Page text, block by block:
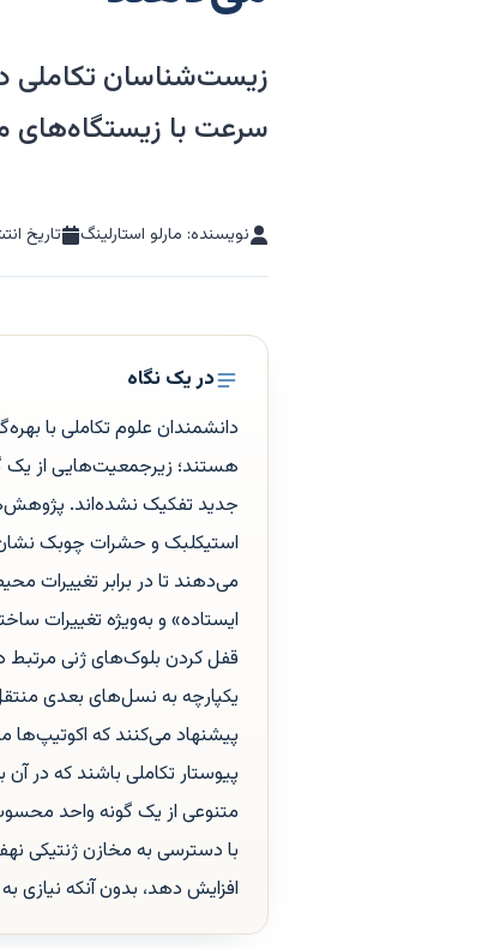
زیست‌شناسان تکاملی
سرعت با زیستگاه‌های
نویسنده: مارلو استارلینگ تاریخ
در یک نگاه
دانشمندان علوم تکاملی با
هستند؛ زیرجمعیت‌هایی از یک
جدید تفکیک نشده‌اند.
استیکلبک و حشرات چوبک نشان
می‌دهند تا در برابر تغییرات
ایستاده» و به‌ویژه تغییرات
قفل کردن بلوک‌های ژنی مرتبط
یکپارچه به نسل‌های بعدی
پیشنهاد می‌کنند که
پیوستار تکاملی باشند که در
متنوعی از یک گونه واحد
با دسترسی به مخازن ژنتیکی
افزایش دهد، بدون آنکه نیازی